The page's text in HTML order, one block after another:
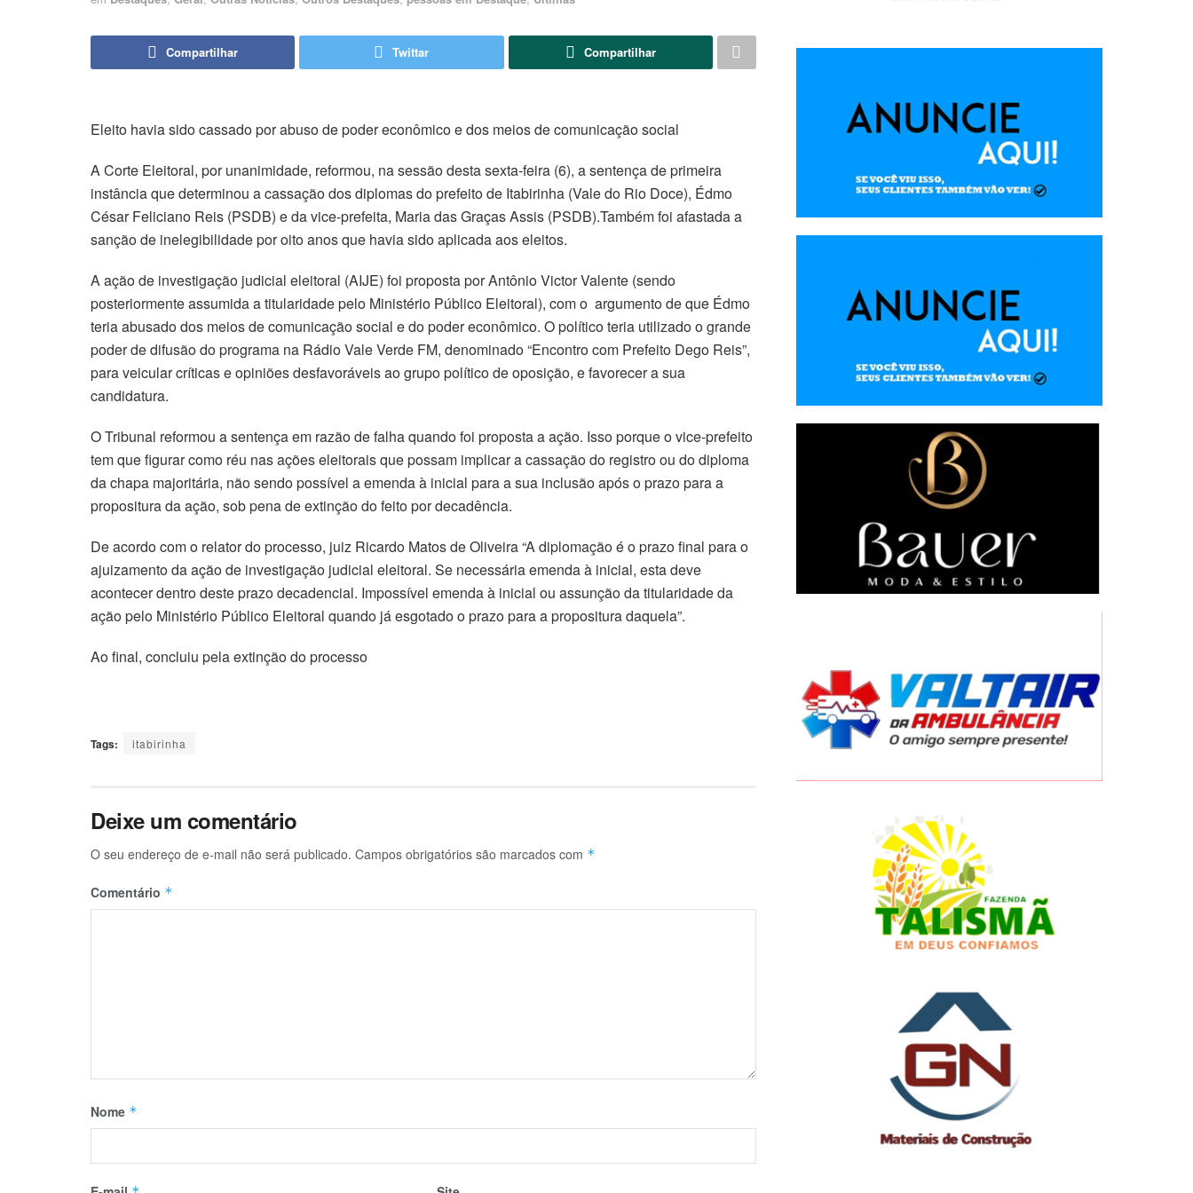
Compartilhar Twittar Compartilhar
o
r
t
e
r
e
v
e
r
t
e
a
c
a
s
a
ç
ã
o
p
f
i
t
o
b
r
Eleito havia sido cassado por abuso de poder econômico e dos meios de comunicação social
A Corte Eleitoral, por unanimidade, reformou, na sessão desta sexta-feira (6), a sentença de primeira
instância que determinou a cassação dos diplomas do prefeito de Itabirinha (Vale do Rio Doce), Édmo
César Feliciano Reis (PSDB) e da vice-prefeita, Maria das Graças Assis (PSDB).Também foi afastada a
sanção de inelegibilidade por oito anos que havia sido aplicada aos eleitos.
A ação de investigação judicial eleitoral (AIJE) foi proposta por Antônio Victor Valente (sendo
posteriormente assumida a titularidade pelo Ministério Público Eleitoral), com o argumento de que Édmo
teria abusado dos meios de comunicação social e do poder econômico. O político teria utilizado o grande
poder de difusão do programa na Rádio Vale Verde FM, denominado “Encontro com Prefeito Dego Reis”,
para veicular críticas e opiniões desfavoráveis ao grupo político de oposição, e favorecer a sua
candidatura.
O Tribunal reformou a sentença em razão de falha quando foi proposta a ação. Isso porque o vice-prefeito
tem que figurar como réu nas ações eleitorais que possam implicar a cassação do registro ou do diploma
da chapa majoritária, não sendo possível a emenda à inicial para a sua inclusão após o prazo para a
propositura da ação, sob pena de extinção do feito por decadência.
De acordo com o relator do processo, juiz Ricardo Matos de Oliveira “A diplomação é o prazo final para o
ajuizamento da ação de investigação judicial eleitoral. Se necessária emenda à inicial, esta deve
acontecer dentro deste prazo decadencial. Impossível emenda à inicial ou assunção da titularidade da
ação pelo Ministério Público Eleitoral quando já esgotado o prazo para a propositura daquela”.
Ao final, concluiu pela extinção do processo
Tags: itabirinha
Deixe um comentário
O seu endereço de e-mail não será publicado. Campos obrigatórios são marcados com *
Comentário *
Nome *